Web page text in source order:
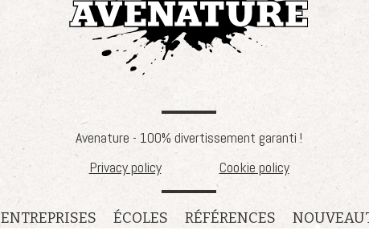
Avenature - 100% divertissement garanti !
Privacy policy
Cookie policy
ENTREPRISES ÉCOLES RÉFÉRENCES